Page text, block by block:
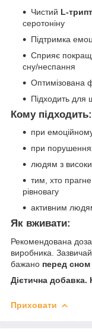
Чистий L-
серотоніну
Підтримка
Сприяє
сну/неспання
Оптимізована
Підходить для
Кому підходить:
при
при
людям з
тим, хто
рівновагу
активним
Як вживати:
Рекомендована
виробника.
бажано перед сном
Дієтична добавка.
Приховати